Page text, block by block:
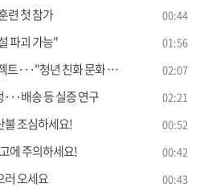
련 첫 참가 00:44
파괴 가능" 01:56
청년 친화 문화 확산" 02:07
배송 등 실증 연구 02:21
불 조심하세요! 00:52
에 주의하세요! 00:42
러 오세요 00:43